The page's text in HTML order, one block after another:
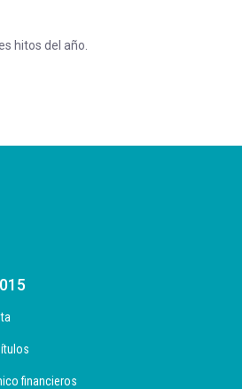
hitos del año.
financieros